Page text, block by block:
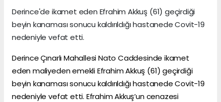
Derince'de ikamet eden Efrahim Akkuş (61) geçirdiği
beyin kanaması sonucu kaldırıldığı hastanede Covit-19
nedeniyle vefat etti.
DerinceÇınarlı Mahallesi Nato Caddesinde ikamet
eden maliyeden emekli Efrahim Akkuş (61) geçirdiği
beyin kanaması sonucu kaldırıldığı hastanede Covit-19
nedeniyle vefat etti. Efrahim Akkuş’un cenazesi